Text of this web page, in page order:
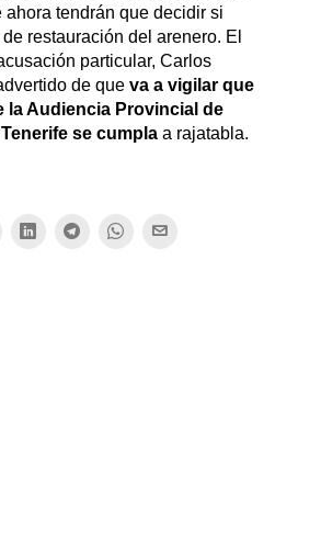
ahora tendrán que decidir si
restauración del arenero. El
particular, Carlos
de que va a vigilar que
la Audiencia Provincial de
se cumplaa rajatabla.